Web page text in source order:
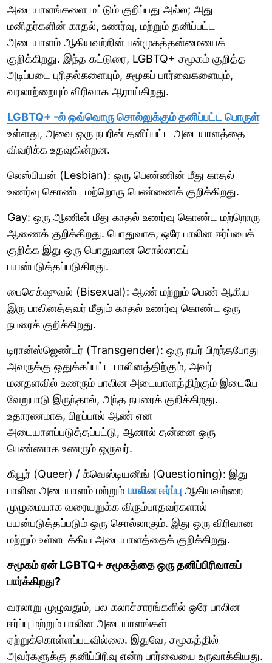
அடையாளங்களை மட்டும் குறிப்பது அல்ல; அது
மனிதர்களின் காதல், உணர்வு, மற்றும் தனிப்பட்ட
அடையாளம் ஆகியவற்றின் பன்முகத்தன்மையைக்
குறிக்கிறது. இந்த கட்டுரை, LGBTQ+ சமூகம் குறித்த
அடிப்படை புரிதல்களையும், சமூகப் பார்வைகளையும்,
வரலாற்றையும் விரிவாக ஆராய்கிறது.
LGBTQ+ -ல் ஒவ்வொரு சொல்லுக்கும் தனிப்பட்ட பொருள்
உள்ளது, அவை ஒரு நபரின் தனிப்பட்ட அடையாளத்தை
விவரிக்க உதவுகின்றன.
லெஸ்பியன் (Lesbian): ஒரு பெண்ணின் மீது காதல்
உணர்வு கொண்ட மற்றொரு பெண்ணைக் குறிக்கிறது.
Gay: ஒரு ஆணின் மீது காதல் உணர்வு கொண்ட மற்றொரு
ஆணைக் குறிக்கிறது. பொதுவாக, ஒரே பாலின ஈர்ப்பைக்
குறிக்க இது ஒரு பொதுவான சொல்லாகப்
பயன்படுத்தப்படுகிறது.
பைசெக்‌ஷுவல் (Bisexual): ஆண் மற்றும் பெண் ஆகிய
இரு பாலினத்தவர் மீதும் காதல் உணர்வு கொண்ட ஒரு
நபரைக் குறிக்கிறது.
டிரான்ஸ்ஜெண்டர் (Transgender): ஒரு நபர் பிறந்தபோது
அவருக்கு ஒதுக்கப்பட்ட பாலினத்திற்கும், அவர்
மனதளவில் உணரும் பாலின அடையாளத்திற்கும் இடையே
வேறுபாடு இருந்தால், அந்த நபரைக் குறிக்கிறது.
உதாரணமாக, பிறப்பால் ஆண் என
அடையாளப்படுத்தப்பட்டு, ஆனால் தன்னை ஒரு
பெண்ணாக உணரும் ஒருவர்.
கியூர் (Queer) / க்வெஸ்டியனிங் (Questioning): இது
பாலின அடையாளம் மற்றும் பாலின ஈர்ப்பு ஆகியவற்றை
முழுமையாக வரையறுக்க விரும்பாதவர்களால்
பயன்படுத்தப்படும் ஒரு சொல்லாகும். இது ஒரு விரிவான
மற்றும் உள்ளடக்கிய அடையாளத்தைக் குறிக்கிறது.
சமூகம் ஏன் LGBTQ+ சமூகத்தை ஒரு தனிப்பிரிவாகப்
பார்க்கிறது?
வரலாறு முழுவதும், பல கலாச்சாரங்களில் ஒரே பாலின
ஈர்ப்பு மற்றும் பாலின அடையாளங்கள்
ஏற்றுக்கொள்ளப்படவில்லை. இதுவே, சமூகத்தில்
அவர்களுக்கு தனிப்பிரிவு என்ற பார்வையை உருவாக்கியது.